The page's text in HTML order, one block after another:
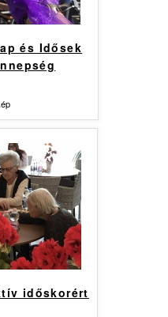
és Idősek
időskorért